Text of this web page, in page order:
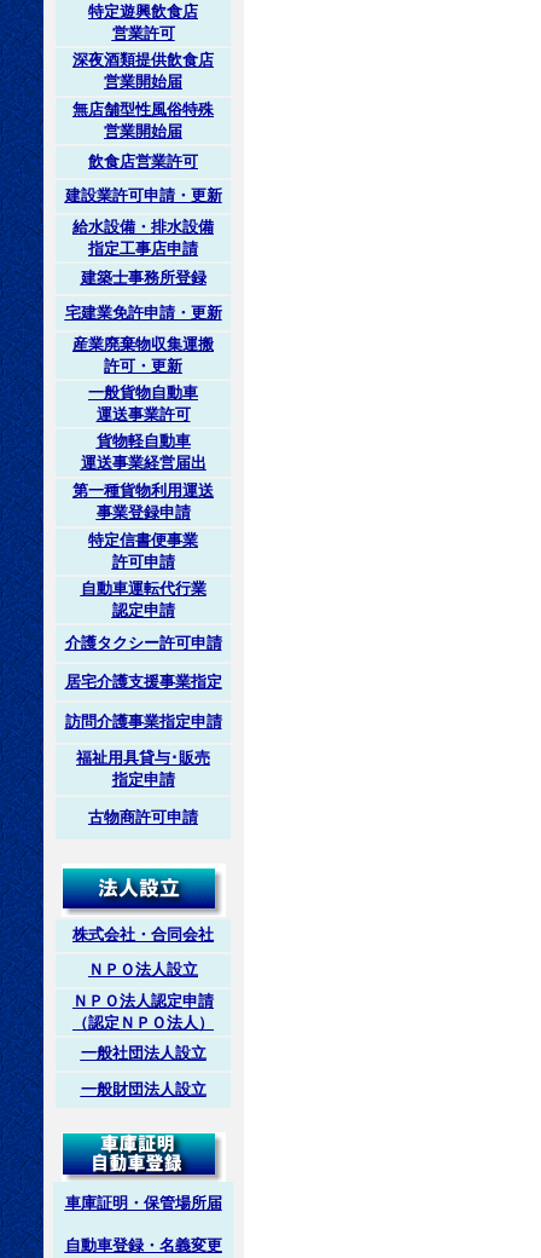
特定遊興飲食店
営業許可
深夜酒類提供飲食店
営業開始届
無店舗型性風俗特殊
営業開始届
飲食店営業許可
建設業許可申請・更新
給水設備・排水設備
指定工事店申請
建築士事務所登録
宅建業免許申請・更新
産業廃棄物収集運搬
許可・更新
一般貨物自動車
運送事業許可
貨物軽自動車
運送事業経営届出
第一種貨物利用運送
事業登録申請
特定信書便事業
許可申請
自動車運転代行業
認定申請
介護タクシー許可申請
居宅介護支援事業指定
訪問介護事業指定申請
福祉用具貸与･販売
指定申請
古物商許可申請
株式会社・合同会社
ＮＰＯ法人設立
ＮＰＯ法人認定申請
（認定ＮＰＯ法人）
一般社団法人設立
一般財団法人設立
車庫証明・保管場所届
自動車登録・名義変更